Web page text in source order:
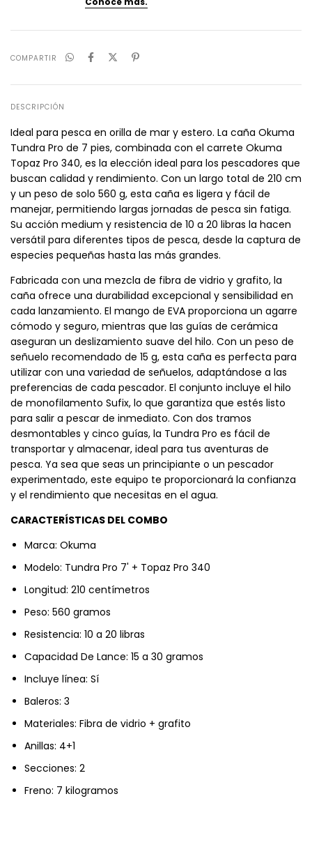
COMPARTIR
DESCRIPCIÓN
Ideal para pesca en orilla de mar y estero. La caña Okuma
Tundra Pro de 7 pies, combinada con el carrete Okuma
Topaz Pro 340, es la elección ideal para los pescadores que
buscan calidad y rendimiento. Con un largo total de 210 cm
y un peso de solo 560 g, esta caña es ligera y fácil de
manejar, permitiendo largas jornadas de pesca sin fatiga.
Su acción medium y resistencia de 10 a 20 libras la hacen
versátil para diferentes tipos de pesca, desde la captura de
especies pequeñas hasta las más grandes.
Fabricada con una mezcla de fibra de vidrio y grafito, la
caña ofrece una durabilidad excepcional y sensibilidad en
cada lanzamiento. El mango de EVA proporciona un agarre
cómodo y seguro, mientras que las guías de cerámica
aseguran un deslizamiento suave del hilo. Con un peso de
señuelo recomendado de 15 g, esta caña es perfecta para
utilizar con una variedad de señuelos, adaptándose a las
preferencias de cada pescador. El conjunto incluye el hilo
de monofilamento Sufix, lo que garantiza que estés listo
para salir a pescar de inmediato. Con dos tramos
desmontables y cinco guías, la Tundra Pro es fácil de
transportar y almacenar, ideal para tus aventuras de
pesca. Ya sea que seas un principiante o un pescador
experimentado, este equipo te proporcionará la confianza
y el rendimiento que necesitas en el agua.
CARACTERÍSTICAS DEL COMBO
Marca: Okuma
Modelo: Tundra Pro 7' + Topaz Pro 340
Longitud: 210 centímetros
Peso: 560 gramos
Resistencia: 10 a 20 libras
Capacidad De Lance: 15 a 30 gramos
Incluye línea: Sí
Baleros: 3
Materiales: Fibra de vidrio + grafito
Anillas: 4+1
Secciones: 2
Freno: 7 kilogramos